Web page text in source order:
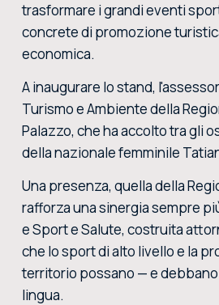
trasformare i grandi eventi
concrete di promozione
economica.
A inaugurare lo stand,
Turismo e Ambiente della
Palazzo, che ha accolto tra gli
della nazionale femminile
Una presenza, quella della
rafforza una sinergia sempre
e Sport e Salute, costruita
che lo sport di alto livello e la
territorio possano — e
lingua.